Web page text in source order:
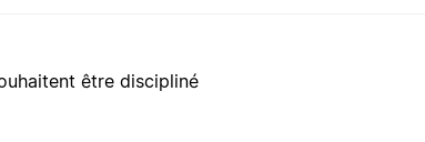
être discipliné